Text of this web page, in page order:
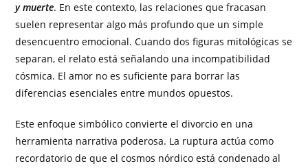
y muerte. En este contexto, las relaciones que fracasan
suelen representar algo más profundo que un simple
desencuentro emocional. Cuando dos figuras mitológicas se
separan, el relato está señalando una incompatibilidad
cósmica. El amor no es suficiente para borrar las
diferencias esenciales entre mundos opuestos.
Este enfoque simbólico convierte el divorcio en una
herramienta narrativa poderosa. La ruptura actúa como
recordatorio de que el cosmos nórdico está condenado al